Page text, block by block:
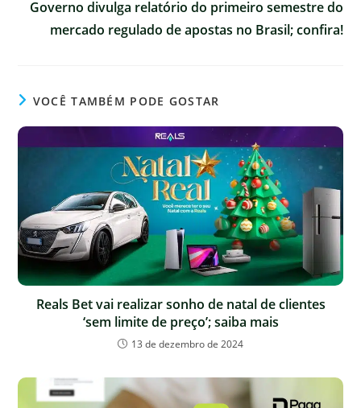
Governo divulga relatório do primeiro semestre do
mercado regulado de apostas no Brasil; confira!
VOCÊ TAMBÉM PODE GOSTAR
Reals Bet vai realizar sonho de natal de clientes
‘sem limite de preço’; saiba mais
13 de dezembro de 2024